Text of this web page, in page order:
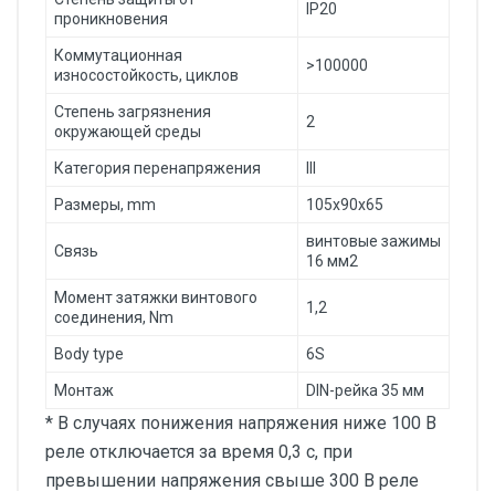
проникновения
IP20
Коммутационная
износостойкость, циклов
>100000
Степень загрязнения
окружающей среды
2
Категория перенапряжения
Размеры, mm 105х90х65
Связь
винтовые зажимы
16 мм2
Момент затяжки винтового
соединения, Nm
1,2
Body type 6S
Монтаж DIN-рейка 35 мм
* В случаях понижения напряжения ниже 100 В
реле отключается за время 0,3 с, при
превышении напряжения свыше 300 В реле